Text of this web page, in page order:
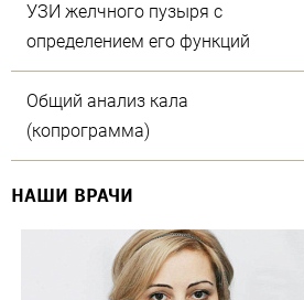
УЗИ желчного пузыря с
определением его функций
Общий анализ кала
(копрограмма)
НАШИ ВРАЧИ